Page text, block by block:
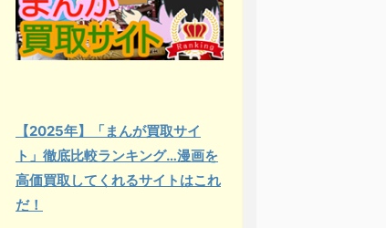
【2025年】「まんが買取サイ
ト」徹底比較ランキング…漫画を
高価買取してくれるサイトはこれ
だ！